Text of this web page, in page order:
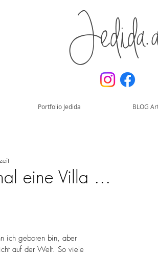
Portfolio Jedida BLOG
eine Villa ...
ich geboren bin, aber
auf der Welt. So viele